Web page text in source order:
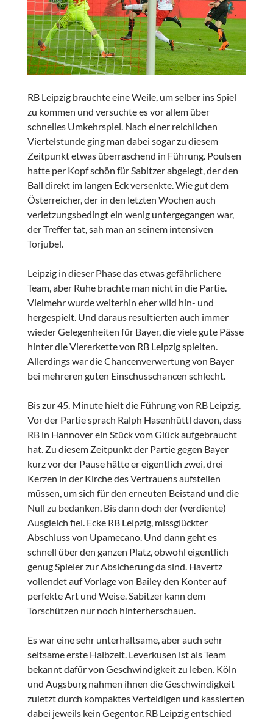
RB Leipzig brauchte eine Weile, um selber ins Spiel
zu kommen und versuchte es vor allem über
schnelles Umkehrspiel. Nach einer reichlichen
Viertelstunde ging man dabei sogar zu diesem
Zeitpunkt etwas überraschend in Führung. Poulsen
hatte per Kopf schön für Sabitzer abgelegt, der den
Ball direkt im langen Eck versenkte. Wie gut dem
Österreicher, der in den letzten Wochen auch
verletzungsbedingt ein wenig untergegangen war,
der Treffer tat, sah man an seinem intensiven
Torjubel.
Leipzig in dieser Phase das etwas gefährlichere
Team, aber Ruhe brachte man nicht in die Partie.
Vielmehr wurde weiterhin eher wild hin- und
hergespielt. Und daraus resultierten auch immer
wieder Gelegenheiten für Bayer, die viele gute Pässe
hinter die Viererkette von RB Leipzig spielten.
Allerdings war die Chancenverwertung von Bayer
bei mehreren guten Einschusschancen schlecht.
Bis zur 45. Minute hielt die Führung von RB Leipzig.
Vor der Partie sprach Ralph Hasenhüttl davon, dass
RB in Hannover ein Stück vom Glück aufgebraucht
hat. Zu diesem Zeitpunkt der Partie gegen Bayer
kurz vor der Pause hätte er eigentlich zwei, drei
Kerzen in der Kirche des Vertrauens aufstellen
müssen, um sich für den erneuten Beistand und die
Null zu bedanken. Bis dann doch der (verdiente)
Ausgleich fiel. Ecke RB Leipzig, missglückter
Abschluss von Upamecano. Und dann geht es
schnell über den ganzen Platz, obwohl eigentlich
genug Spieler zur Absicherung da sind. Havertz
vollendet auf Vorlage von Bailey den Konter auf
perfekte Art und Weise. Sabitzer kann dem
Torschützen nur noch hinterherschauen.
Es war eine sehr unterhaltsame, aber auch sehr
seltsame erste Halbzeit. Leverkusen ist als Team
bekannt dafür von Geschwindigkeit zu leben. Köln
und Augsburg nahmen ihnen die Geschwindigkeit
zuletzt durch kompaktes Verteidigen und kassierten
dabei jeweils kein Gegentor. RB Leipzig entschied